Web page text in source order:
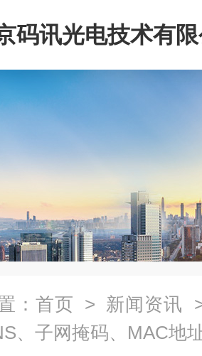
码讯光电技术有
： 首页 > 新闻资讯
、子网掩码、MAC地